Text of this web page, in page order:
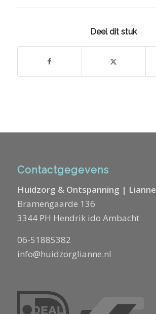
Deel dit stuk
Contactgegevens
Huidzorg & Ontspanning | Lianne
Bramengaarde 136
3344 PH Hendrik ido Ambacht
06-51885382
info@huidzorglianne.nl